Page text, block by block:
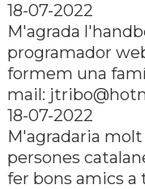
18-07-2022
M'agrada
programador
formem una
mail:
18-07-2022
M'agradaria
persones
fer bons amics a